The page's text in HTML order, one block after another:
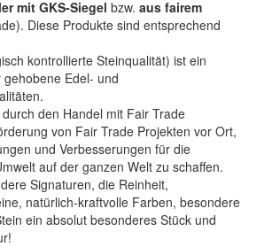
mit GKS-Siegel bzw. aus fairem
Diese Produkte sind entsprechend
kontrollierte Steinqualität) ist ein
Edel- und
den Handel mit Fair Trade
von Fair Trade Projekten vor Ort,
und Verbesserungen für die
auf der ganzen Welt zu schaffen.
Signaturen, die Reinheit,
natürlich-kraftvolle Farben, besondere
ein absolut besonderes Stück und